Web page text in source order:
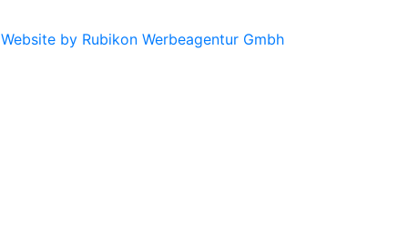
Website by Rubikon Werbeagentur Gmbh